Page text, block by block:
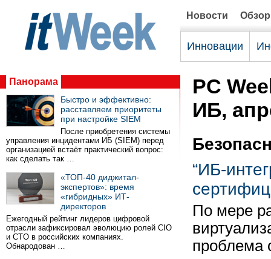
Новости
Инновации
Панорама
Быстро и эффективно:
расставляем приоритеты
при настройке SIEM
После приобретения системы
управления инцидентами ИБ (SIEM) перед
организацией встаёт практический вопрос:
как сделать так …
«ТОП-40 диджитал-
экспертов»: время
«гибридных» ИТ-
директоров
Ежегодный рейтинг лидеров цифровой
отрасли зафиксировал эволюцию ролей CIO
и CTO в российских компаниях.
Обнародован …
PC
ИБ,
“ИБ-
По мере
проблема